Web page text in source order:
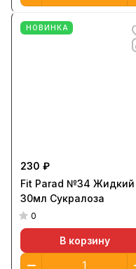
НОВИНКА
230 ₽
Fit Parad №34 Жидкий
30мл Сукралоза
0
В корзину